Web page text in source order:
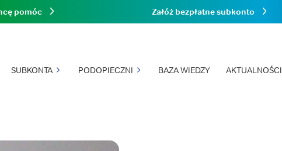
SUBKONTA PODOPIECZNI BAZA WIEDZY AKTUALNOŚCI
pomóc Załóż bezpłatne subkonto